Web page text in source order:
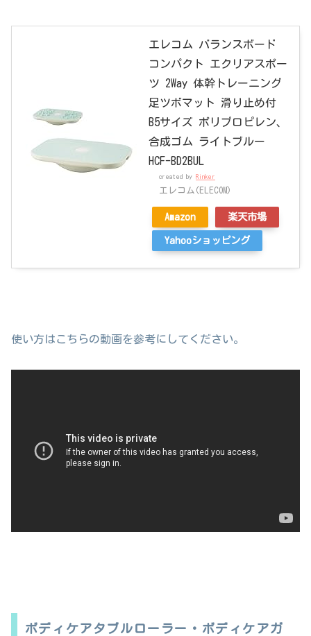
エレコム バランスボード
コンパクト エクリアスポー
ツ 2Way 体幹トレーニング
足ツボマット 滑り止め付
B5サイズ ポリプロピレン、
合成ゴム ライトブルー
HCF-BD2BUL
created by Rinker
エレコム(ELECOM)
Amazon 楽天市場
Yahooショッピング
使い方はこちらの動画を参考にしてください。
ボディケアタブルローラー・ボディケアガ